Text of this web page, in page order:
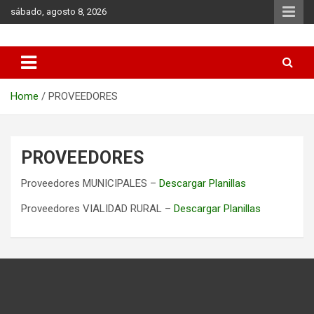
Skip
to
sábado, agosto 8, 2026
Municipio de Azul
Home PROVEEDORES
PROVEEDORES
Proveedores MUNICIPALES – Descargar Planillas
Proveedores VIALIDAD RURAL – Descargar Planillas